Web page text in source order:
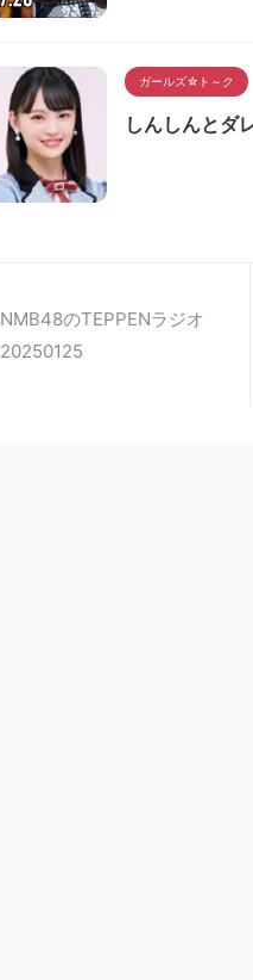
ガールズ☆ト～ク
しんしんと
NMB48のTEPPENラジオ
20250125